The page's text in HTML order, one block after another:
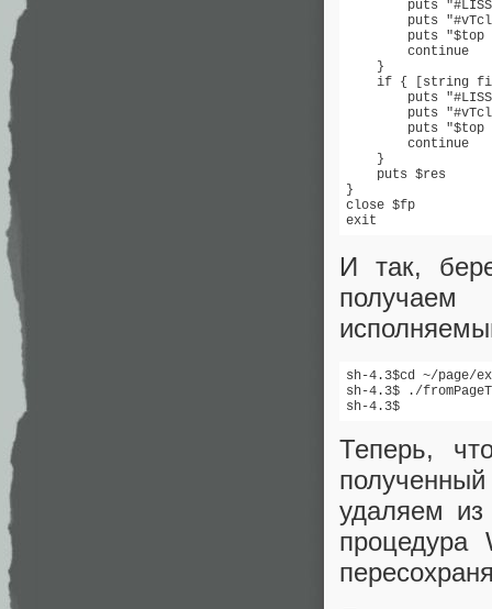
    }
if { [string
    }
    puts $res
}
close $fp
exit
И так,
sh-4.3$cd ~/page/
sh-4.3$ ./
sh-4.3$
Теперь,
удаляем